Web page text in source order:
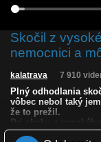
Skočil z
nemocnici a
kalatrava 7 910
Plný odhodlania
vôbec nebol taký
že to prežil.
Pri skoku z
ako „mäkký